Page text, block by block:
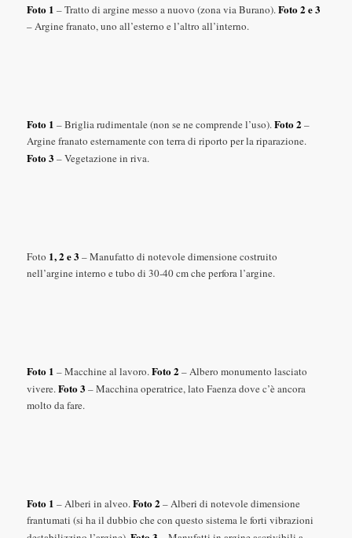
Foto 1 – Tratto di argine messo a nuovo (zona via Burano).Foto 2 e 3
– Argine franato, uno all’esterno e l’altro all’interno.
Foto 1 – Briglia rudimentale (non se ne comprende l’uso).Foto 2 –
Argine franato esternamente con terra di riporto per la riparazione.
Foto 3 – Vegetazione in riva.
Foto 1, 2 e 3 – Manufatto di notevole dimensione costruito
nell’argine interno e tubo di 30-40 cm che perfora l’argine.
Foto 1 – Macchine al lavoro.Foto 2 – Albero monumento lasciato
vivere.Foto 3 – Macchina operatrice, lato Faenza dove c’è ancora
molto da fare.
Foto 1 – Alberi in alveo.Foto 2 – Alberi di notevole dimensione
frantumati (si ha il dubbio che con questo sistema le forti vibrazioni